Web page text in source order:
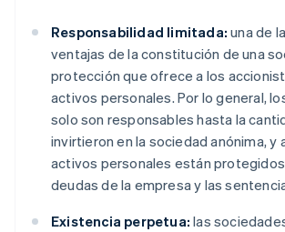
Responsabilidad limitada: una de
ventajas de la constitución de una
protección que ofrece a los
activos personales. Por lo general,
solo son responsables hasta la
invirtieron en la sociedad anónima, y
activos personales están
deudas de la empresa y las
Existencia perpetua: las